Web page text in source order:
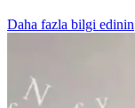
Daha fazla bilgi edinin